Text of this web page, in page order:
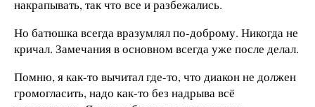
накрапывать, так что все и разбежались.
Но батюшка всегда вразумлял по-доброму. Никогда не
кричал. Замечания в основном всегда уже после делал.
Помню, я как-то вычитал где-то, что диакон не должен
громогласить, надо как-то без надрыва всё